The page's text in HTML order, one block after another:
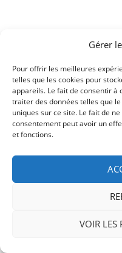
Gérer
Pour offrir les meilleures
telles que les cookies pour
appareils. Le fait de consentir à
traiter des données telles que
uniques sur ce site. Le fait de
consentement peut avoir un
et fonctions.
VOIR LES
Powered byappliancerepair
©